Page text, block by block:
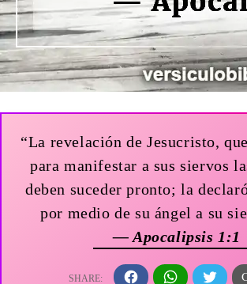
“La revelación de Jesucristo,
para manifestar a sus siervos
deben suceder pronto; la
por medio de su ángel a su
— Apocalipsis 1:1